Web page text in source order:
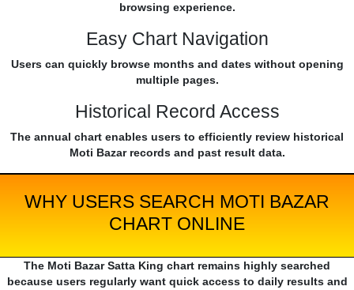
browsing experience.
Easy Chart Navigation
Users can quickly browse months and dates without opening
multiple pages.
Historical Record Access
The annual chart enables users to efficiently review historical
Moti Bazar records and past result data.
WHY USERS SEARCH MOTI BAZAR
CHART ONLINE
The Moti Bazar Satta King chart remains highly searched
because users regularly want quick access to daily results and